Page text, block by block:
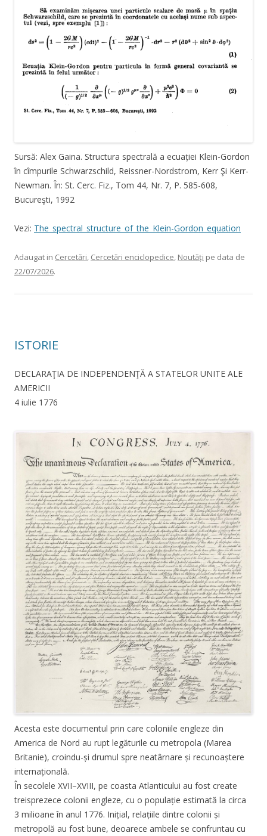
Sursă: Alex Gaina. Structura spectrală a ecuației Klein-Gordon
în cîmpurile Schwarzschild, Reissner-Nordstrom, Kerr Şi Kerr-
Newman. În: St. Cerc. Fiz., Tom 44, Nr. 7, P. 585-608,
Bucureşti, 1992
Vezi: The_spectral_structure_of_the_Klein-Gordon_equation
Adaugat in Cercetări, Cercetări enciclopedice, Noutăți pe data de
22/07/2026.
ISTORIE
DECLARAŢIA DE INDEPENDENŢĂ A STATELOR UNITE ALE
AMERICII
4 iulie 1776
Acesta este documentul prin care coloniile engleze din
America de Nord au rupt legăturile cu metropola (Marea
Britanie), croindu-și drumul spre neatârnare și recunoaștere
internațională.
În secolele XVII–XVIII, pe coasta Atlanticului au fost create
treisprezece colonii engleze, cu o populație estimată la circa
3 milioane în anul 1776. Inițial, relațiile dintre colonii și
metropolă au fost bune, deoarece ambele se confruntau cu